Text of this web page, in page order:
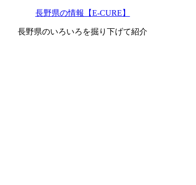
長野県の情報【E-CURE】
長野県のいろいろを掘り下げて紹介